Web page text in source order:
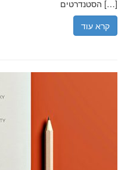
הסטנדרטים […]
קרא עוד